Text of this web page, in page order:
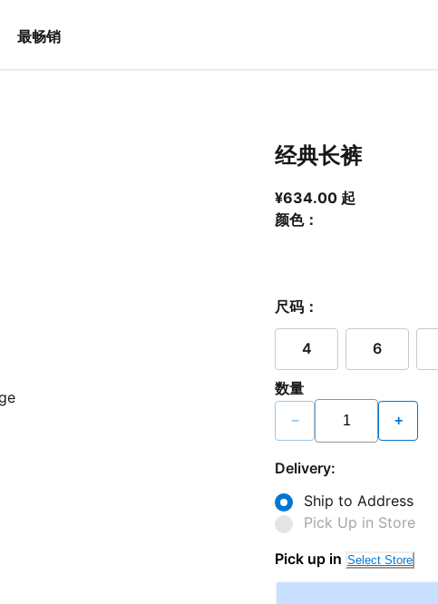
最畅销
经典长裤
¥634.00 起
颜色：
尺码：
4 6
数量
− +
Delivery:
Ship to Address
Pick Up in Store
Pick up in Select Store